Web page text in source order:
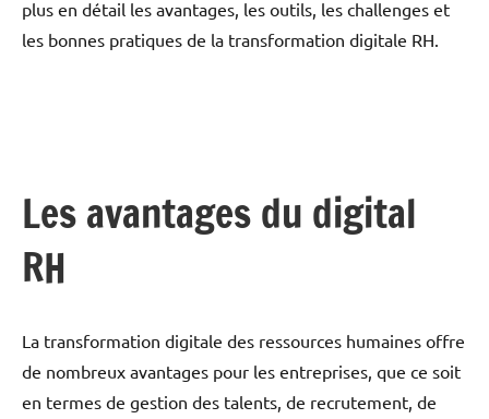
plus en détail les avantages, les outils, les challenges et
les bonnes pratiques de la transformation digitale RH.
Les avantages du digital
RH
La transformation digitale des ressources humaines offre
de nombreux avantages pour les entreprises, que ce soit
en termes de gestion des talents, de recrutement, de